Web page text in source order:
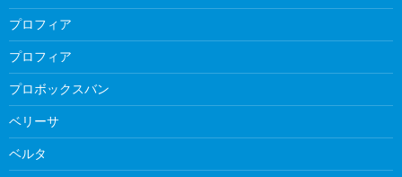
プロフィア
プロフィア
プロボックスバン
ベリーサ
ベルタ